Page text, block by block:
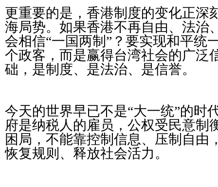
更重要的是，香港制度的变化正深
海局势。如果香港不再自由、法治
会相信“一国两制”？要实现和平统
个政客，而是赢得台湾社会的广泛
础，是制度、是法治、是信誉。
今天的世界早已不是“大一统”的时
府是纳税人的雇员，公权受民意制
困局，不能靠控制信息、压制自由
恢复规则、释放社会活力。